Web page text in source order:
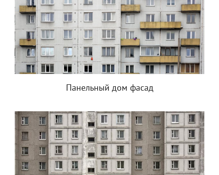
Панельный дом фасад